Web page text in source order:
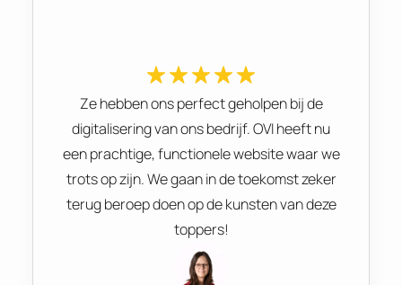
Ze hebben ons perfect geholpen bij de
digitalisering van ons bedrijf. OVI heeft nu
een prachtige, functionele website waar we
trots op zijn. We gaan in de toekomst zeker
terug beroep doen op de kunsten van deze
toppers!